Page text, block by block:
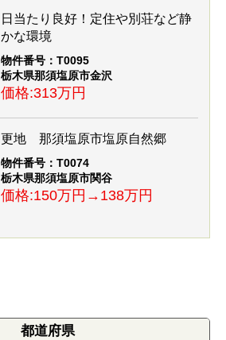
日当たり良好！定住や別荘など静
かな環境
物件番号：T0095
栃木県那須塩原市金沢
価格:313万円
更地 那須塩原市塩原自然郷
物件番号：T0074
栃木県那須塩原市関谷
価格:150万円→138万円
都道府県